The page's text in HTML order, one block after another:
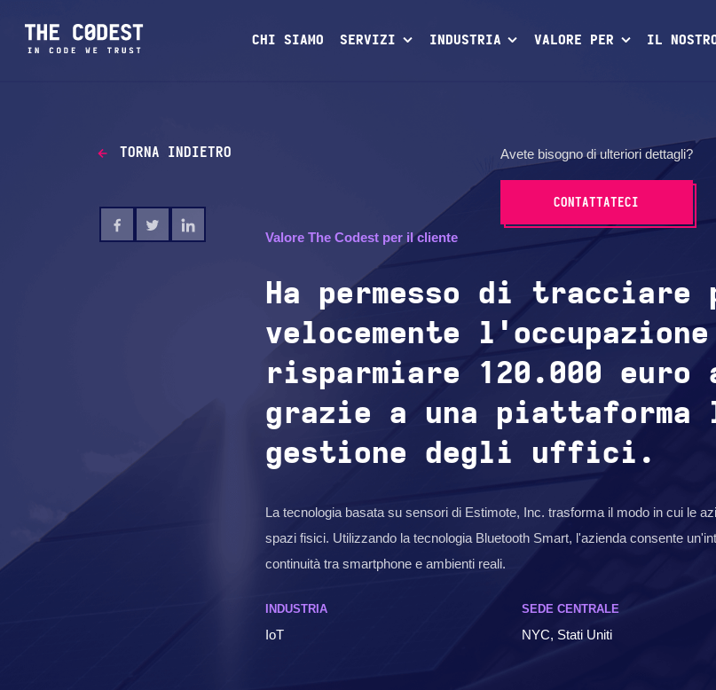
CHI SIAMO SERVIZI INDUSTRIA VALORE PER IL
TORNA INDIETRO Avete bisogno di ulteriori dettagli?
CONTATTATECI
Valore The Codest per il cliente
Ha permesso di tracciare
velocemente
risparmiare 120.000 euro
grazie a una piattaforma
gestione degli uffici.
La tecnologia basata su sensori di Estimote, Inc. trasforma il modo in cui le
spazi fisici. Utilizzando la tecnologia Bluetooth Smart, l'azienda consente
continuità tra smartphone e ambienti reali.
INDUSTRIA
IoT
SEDE CENTRALE
NYC, Stati Uniti